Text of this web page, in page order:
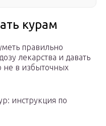
курам
правильно
лекарства и давать
не в избыточных
инструкция по